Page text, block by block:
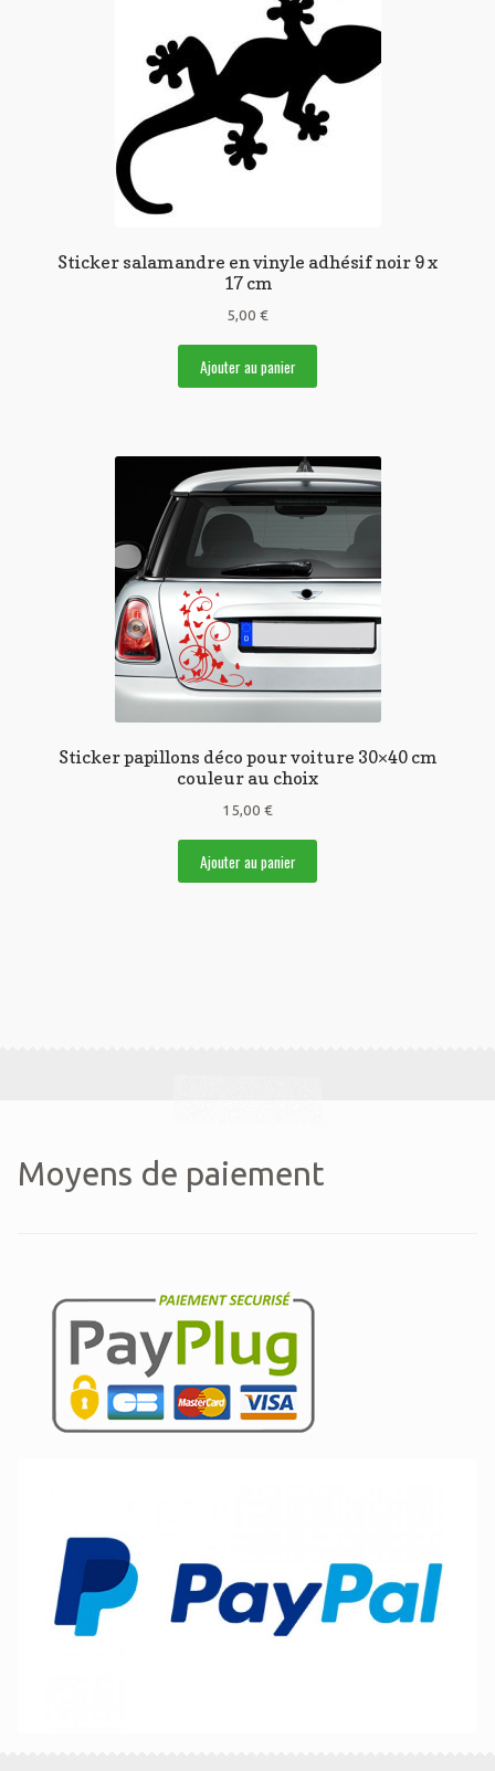
Sticker salamandre en vinyle adhésif noir 9 x
17 cm
5,00 €
Ajouter au panier
Sticker papillons déco pour voiture 30×40 cm
couleur au choix
15,00 €
Ajouter au panier
Moyens de paiement